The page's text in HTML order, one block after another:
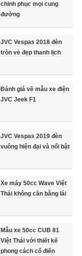
chinh phục mọi cung
đường
JVC Vespas 2018 đèn
tròn vẻ đẹp thanh lịch
Đánh giá về mẫu xe điện
JVC Jeek F1
JVC Vespas 2019 đèn
vuông hiện đại và nổi bật
Xe máy 50cc Wave Việt
Thái không cần bằng lái
Mẫu xe 50cc CUB 81
Việt Thái với thiết kế
phong cách cổ điển